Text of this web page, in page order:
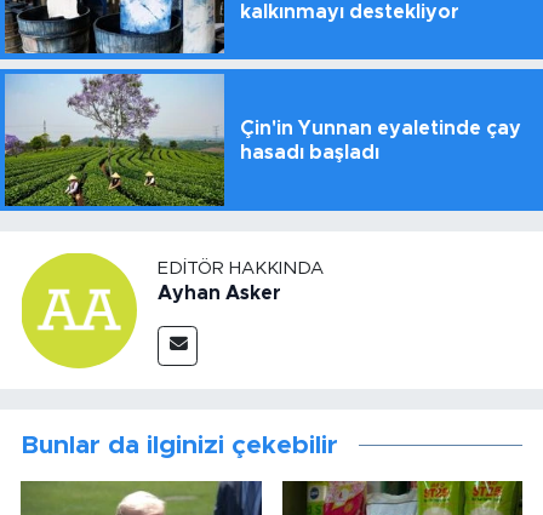
kalkınmayı destekliyor
Çin'in Yunnan eyaletinde çay
hasadı başladı
EDITÖR HAKKINDA
Ayhan Asker
Bunlar da ilginizi çekebilir